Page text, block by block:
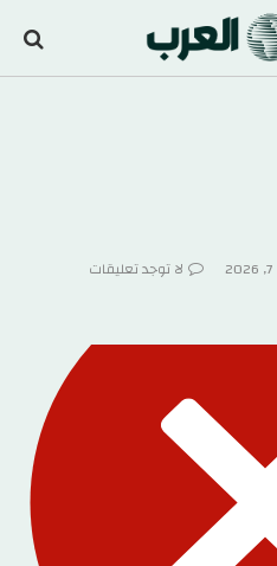
لا توجد تعليقات